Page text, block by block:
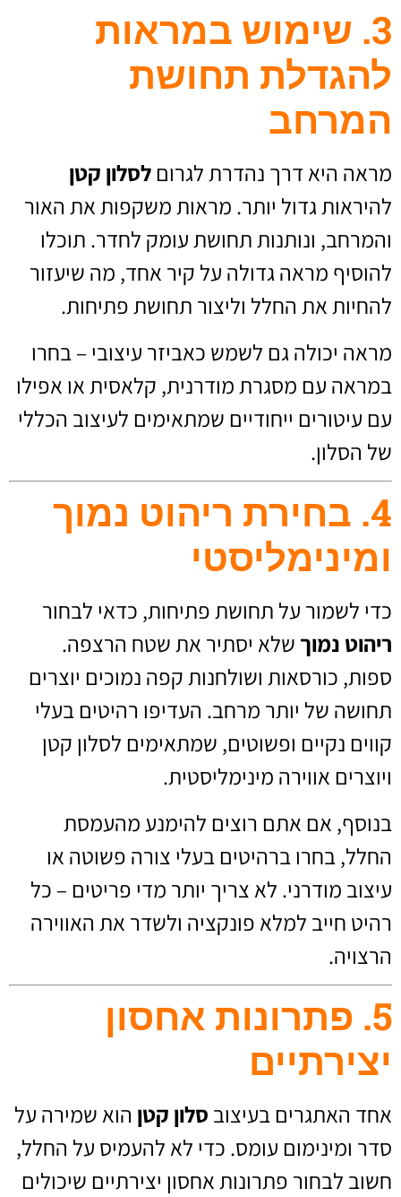
3. שימוש במראות
להגדלת תחושת
המרחב
מראה היא דרך נהדרת לגרוםלסלון קטן
להיראות גדול יותר. מראות משקפות את האור
והמרחב, ונותנות תחושת עומק לחדר. תוכלו
להוסיף מראה גדולה על קיר אחד, מה שיעזור
להחיות את החלל וליצור תחושת פתיחות.
מראה יכולה גם לשמש כאביזר עיצובי – בחרו
במראה עם מסגרת מודרנית, קלאסית או אפילו
עם עיטורים ייחודיים שמתאימים לעיצוב הכללי
של הסלון.
4. בחירת ריהוט נמוך
ומינימליסטי
כדי לשמור על תחושת פתיחות, כדאי לבחור
ריהוט נמוך שלא יסתיר את שטח הרצפה.
ספות, כורסאות ושולחנות קפה נמוכים יוצרים
תחושה של יותר מרחב. העדיפו רהיטים בעלי
קווים נקיים ופשוטים, שמתאימים לסלון קטן
ויוצרים אווירה מינימליסטית.
בנוסף, אם אתם רוצים להימנע מהעמסת
החלל, בחרו ברהיטים בעלי צורה פשוטה או
עיצוב מודרני. לא צריך יותר מדי פריטים – כל
רהיט חייב למלא פונקציה ולשדר את האווירה
הרצויה.
5. פתרונות אחסון
יצירתיים
אחד האתגרים בעיצוב סלון קטן הוא שמירה על
סדר ומינימום עומס. כדי לא להעמיס על החלל,
חשוב לבחור פתרונות אחסון יצירתיים שיכולים